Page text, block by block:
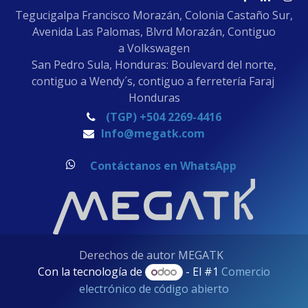
Tegucigalpa Francisco Morazán, Colonia Castaño Sur,
Avenida Las Palomas, Blvrd Morazán, Contiguo
a Volkswagen
San Pedro Sula, Honduras: Boulevard del norte,
contiguo a Wendy´s, contiguo a ferretería Faraj
Honduras
(TGP) +504 2269-4416
Info@megatk.com
Contáctanos en WhatsApp
Derechos de autor MEGATK
Con la tecnología de
- El #1 Comercio
electrónico de código abierto